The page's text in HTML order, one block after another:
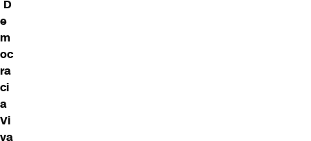
D
e
m
oc
ra
ci
a
Vi
va